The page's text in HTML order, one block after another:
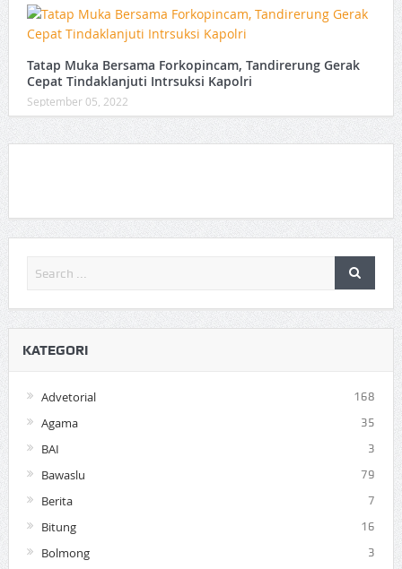
Tatap Muka Bersama Forkopincam, Tandirerung Gerak
Cepat Tindaklanjuti Intrsuksi Kapolri
September 05, 2022
KATEGORI
Advetorial 168
Agama 35
BAI 3
Bawaslu 79
Berita 7
Bitung 16
Bolmong 3